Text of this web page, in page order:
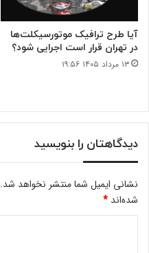
آیا طرح ترافیک موتورسیکلت‌ها
در تهران قرار است اجرایی شود؟
۱۳ مرداد ۱۴۰۵ ۱۹:۵۶
دیدگاهتان را بنویسید
نشانی ایمیل شما منتشر نخواهد شد.
شده‌اند *